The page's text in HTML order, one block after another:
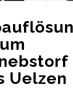
Uelzen